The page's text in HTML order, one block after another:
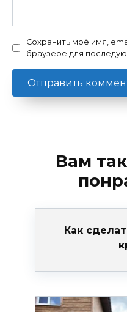
Сохранить моё имя,
браузере для
Вам
Как